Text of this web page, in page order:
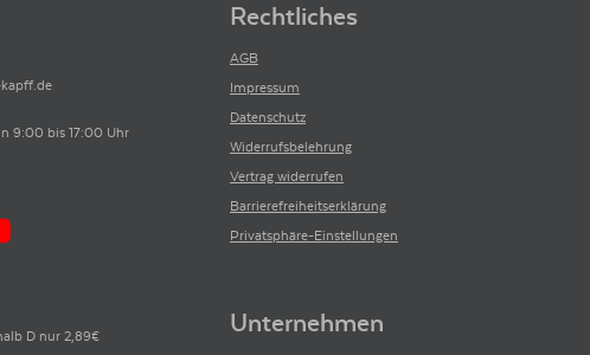
9:00 bis 17:00 Uhr
D nur 2,89€
Rechtliches
AGB
Impressum
Datenschutz
Widerrufsbelehrung
Vertrag widerrufen
Barrierefreiheitserklärung
Privatsphäre-Einstellungen
Unternehmen